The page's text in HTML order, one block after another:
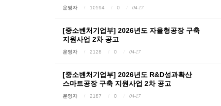
운영자 10594 0 04-17
[중소벤처기업부] 2026년도 자율형공장 구축
지원사업 2차 공고
운영자 2128 0 04-17
[중소벤처기업부] 2026년도 R&D성과확산
스마트공장 구축 지원사업 2차 공고
운영자 2187 0 04-17